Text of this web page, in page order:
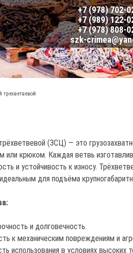
+7 (978) 702-
+7 (989) 122-
+7 (978) 808-
szk-
(3СЦ) — это
или крюком. Каждая ветвь
и устойчивость к износу.
для подъёма
и долговечность.
к механическим повреждениям и
использования в условиях высоких